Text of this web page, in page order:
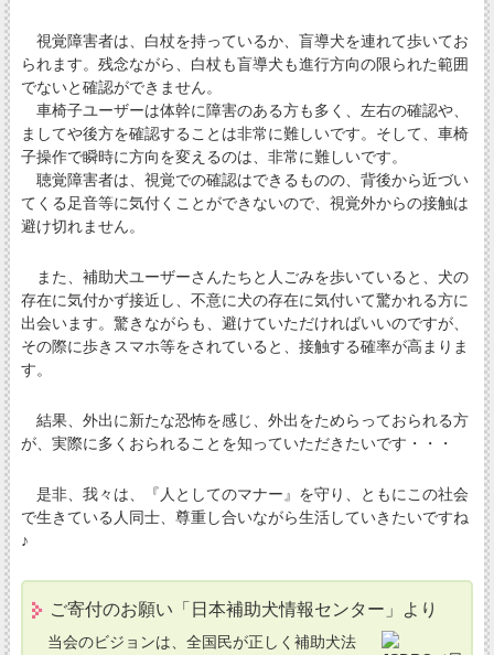
視覚障害者は、白杖を持っているか、盲導犬を連れて歩いてお
られます。残念ながら、白杖も盲導犬も進行方向の限られた範囲
でないと確認ができません。
車椅子ユーザーは体幹に障害のある方も多く、左右の確認や、
ましてや後方を確認することは非常に難しいです。そして、車椅
子操作で瞬時に方向を変えるのは、非常に難しいです。
聴覚障害者は、視覚での確認はできるものの、背後から近づい
てくる足音等に気付くことができないので、視覚外からの接触は
避け切れません。
また、補助犬ユーザーさんたちと人ごみを歩いていると、犬の
存在に気付かず接近し、不意に犬の存在に気付いて驚かれる方に
出会います。驚きながらも、避けていただければいいのですが、
その際に歩きスマホ等をされていると、接触する確率が高まりま
す。
結果、外出に新たな恐怖を感じ、外出をためらっておられる方
が、実際に多くおられることを知っていただきたいです・・・
是非、我々は、『人としてのマナー』を守り、ともにこの社会
で生きている人同士、尊重し合いながら生活していきたいですね
♪
ご寄付のお願い「日本補助犬情報センター」より
当会のビジョンは、全国民が正しく補助犬法